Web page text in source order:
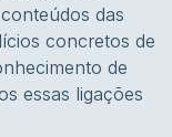
das
concretos de
de
essas ligações